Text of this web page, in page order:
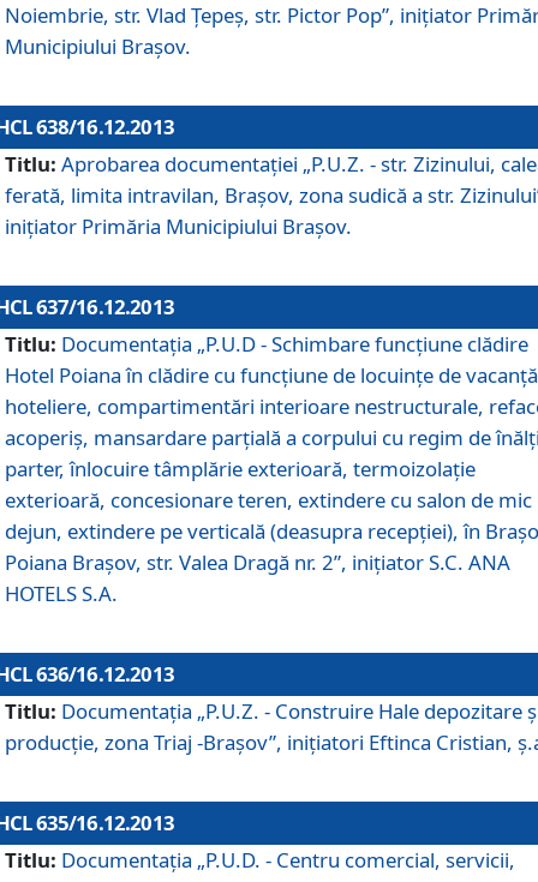
Noiembrie, str. Vlad Ţepeş, str. Pictor Pop”, iniţiator
Municipiului Braşov.
638/16.12.2013
Titlu: Aprobarea documentaţiei „P.U.Z. - str. Zizinului,
ferată, limita intravilan, Braşov, zona sudică a str.
iniţiator Primăria Municipiului Braşov.
637/16.12.2013
Titlu: Documentaţia „P.U.D - Schimbare funcţiune clădire
Hotel Poiana în clădire cu funcţiune de locuinţe de
hoteliere, compartimentări interioare nestructurale,
acoperiş, mansardare parţială a corpului cu regim de
parter, înlocuire tâmplărie exterioară, termoizolaţie
exterioară, concesionare teren, extindere cu salon de mic
dejun, extindere pe verticală (deasupra recepţiei), în
Poiana Braşov, str. Valea Dragă nr. 2”, iniţiator S.C. ANA
HOTELS S.A.
636/16.12.2013
Titlu: Documentaţia „P.U.Z. - Construire Hale depozitare
producţie, zona Triaj -Braşov”, iniţiatori Eftinca Cristian,
635/16.12.2013
Titlu: Documentaţia „P.U.D. - Centru comercial, servicii,